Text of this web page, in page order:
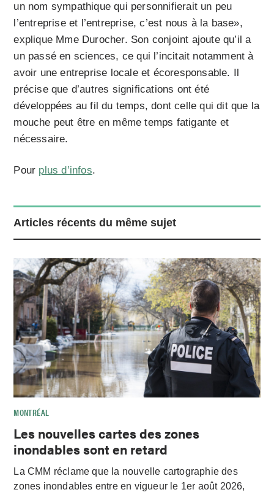
un nom sympathique qui personnifierait un peu
l’entreprise et l’entreprise, c’est nous à la base»,
explique Mme Durocher. Son conjoint ajoute qu’il a
un passé en sciences, ce qui l’incitait notamment à
avoir une entreprise locale et écoresponsable. Il
précise que d’autres significations ont été
développées au fil du temps, dont celle qui dit que la
mouche peut être en même temps fatigante et
nécessaire.
Pour plus d’infos.
Articles récents du même sujet
MONTRÉAL
Les nouvelles cartes des zones
inondables sont en retard
La CMM réclame que la nouvelle cartographie des
zones inondables entre en vigueur le 1er août 2026,